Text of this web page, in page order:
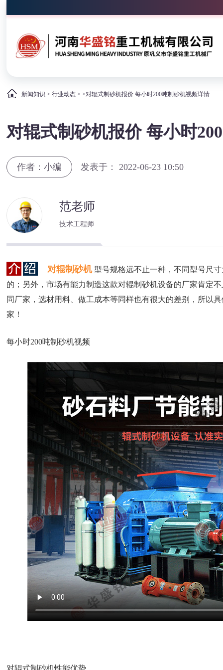
新闻知识 >行业动态 > >对辊式制砂机报价 每小时200吨制砂机视频详情
对辊式制砂机报价 每小时
作者：小编 发表于： 2022-06-23 10:50
范老师
技术工程师
对辊制砂机 型号规格远不止一种，不同型号尺
的；另外，市场有能力制造这款对辊制砂机设备的厂家肯定
同厂家，选材用料、做工成本等同样也有很大的差别，所以
家！
每小时200吨制砂机视频
对辊式制砂机性能优势